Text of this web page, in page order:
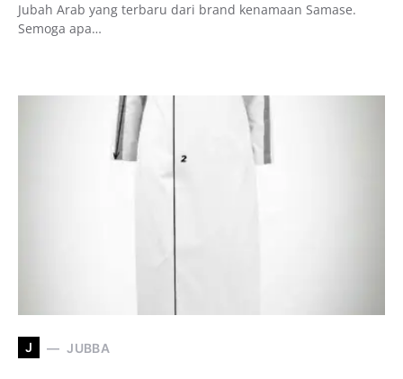
Jubah Arab yang terbaru dari brand kenamaan Samase.
Semoga apa…
J JUBBA